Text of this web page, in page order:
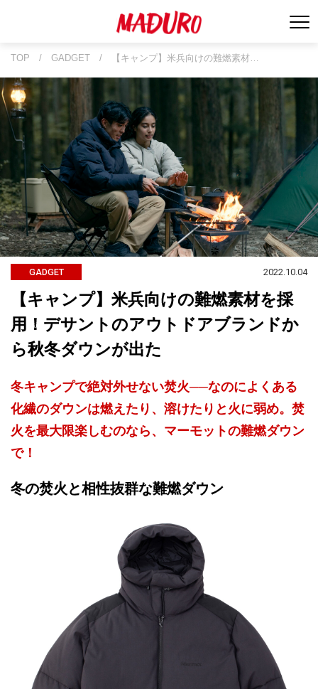
TOP / GADGET / 【キャンプ】米兵向けの難燃素材…
GADGET 2022.10.04
【キャンプ】米兵向けの難燃素材を採
用！デサントのアウトドアブランドか
ら秋冬ダウンが出た
冬キャンプで絶対外せない焚火──なのによくある
化繊のダウンは燃えたり、溶けたりと火に弱め。焚
火を最大限楽しむのなら、マーモットの難燃ダウン
で！
冬の焚火と相性抜群な難燃ダウン